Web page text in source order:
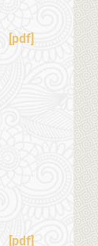
[pdf]
[pdf]